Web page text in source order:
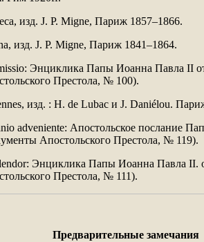
изд. J. P. Migne, Париж 1857–1866.
изд. J. P. Migne, Париж 1841–1864.
Энциклика Папы Иоанна Павла II
Престола, № 100).
изд. : H. de Lubac и J. Daniélou.
adveniente: Апостольское послание
Апостольского Престола, № 119).
Энциклика Папы Иоанна Павла II.
Престола, № 111).
Предварительные замечания